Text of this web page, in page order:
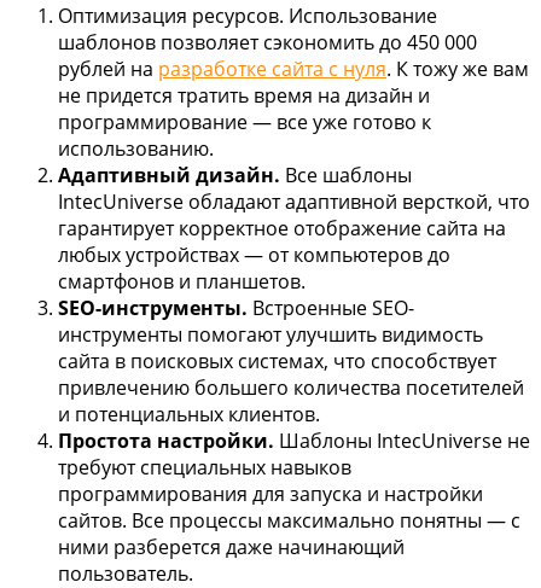
Оптимизация ресурсов. Использование
шаблонов позволяет сэкономить до 450 000
рублей на разработке сайта с нуля. К тожу же вам
не придется тратить время на дизайн и
программирование — все уже готово к
использованию.
Адаптивный дизайн. Все шаблоны
IntecUniverse обладают адаптивной версткой, что
гарантирует корректное отображение сайта на
любых устройствах — от компьютеров до
смартфонов и планшетов.
SEO-инструменты. Встроенные SEO-
инструменты помогают улучшить видимость
сайта в поисковых системах, что способствует
привлечению большего количества посетителей
и потенциальных клиентов.
Простота настройки. Шаблоны IntecUniverse не
требуют специальных навыков
программирования для запуска и настройки
сайтов. Все процессы максимально понятны — с
ними разберется даже начинающий
пользователь.